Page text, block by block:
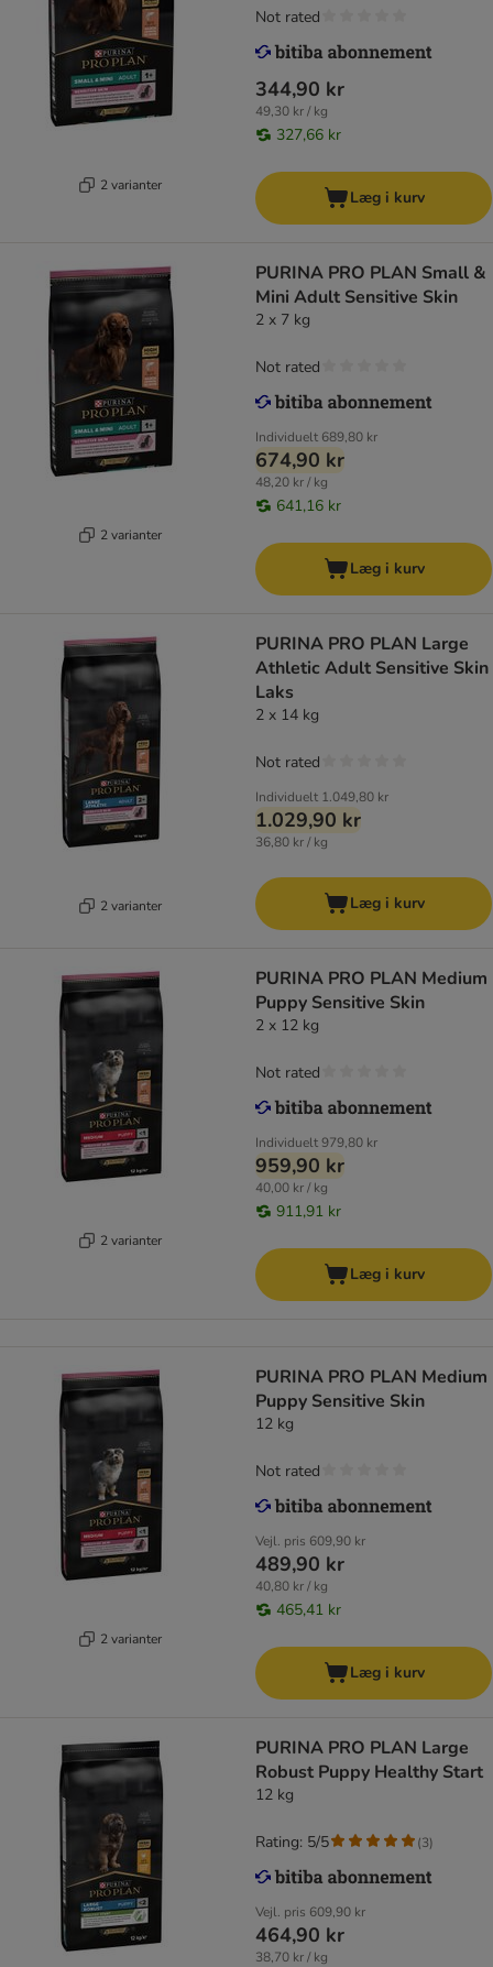
2 varianter
344,90 kr
49,30 kr / kg
327,66 kr
Not rated
Læg i kurv
2 varianter
PURINA PRO PLAN Small &
Mini Adult Sensitive Skin
2 x 7 kg
Individuelt 689,80 kr
674,90 kr
48,20 kr / kg
641,16 kr
Not rated
Læg i kurv
2 varianter
PURINA PRO PLAN Large
Athletic Adult Sensitive Skin
Laks
2 x 14 kg
Individuelt 1.049,80 kr
1.029,90 kr
36,80 kr / kg
Not rated
Læg i kurv
2 varianter
PURINA PRO PLAN Medium
Puppy Sensitive Skin
2 x 12 kg
Individuelt979,80 kr
959,90 kr
40,00 kr / kg
911,91 kr
Not rated
Læg i kurv
2 varianter
PURINA PRO PLAN Medium
Puppy Sensitive Skin
12 kg
Vejl. pris 609,90 kr
489,90 kr
40,80 kr / kg
465,41 kr
Not rated
Læg i kurv
PURINA PRO PLAN Large
Robust Puppy Healthy Start
12 kg
Vejl. pris 609,90 kr
464,90 kr
38,70 kr / kg
Rating: 5/5 (3)